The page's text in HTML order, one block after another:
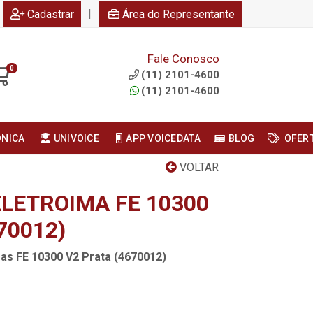
Cadastrar | Área do Representante
0
Fale Conosco
(11) 2101-4600
(11) 2101-4600
UNIVOICE APP VOICEDATA BLOG
VOLTAR
FE 10300
FE 10300 V2 Prata (4670012)